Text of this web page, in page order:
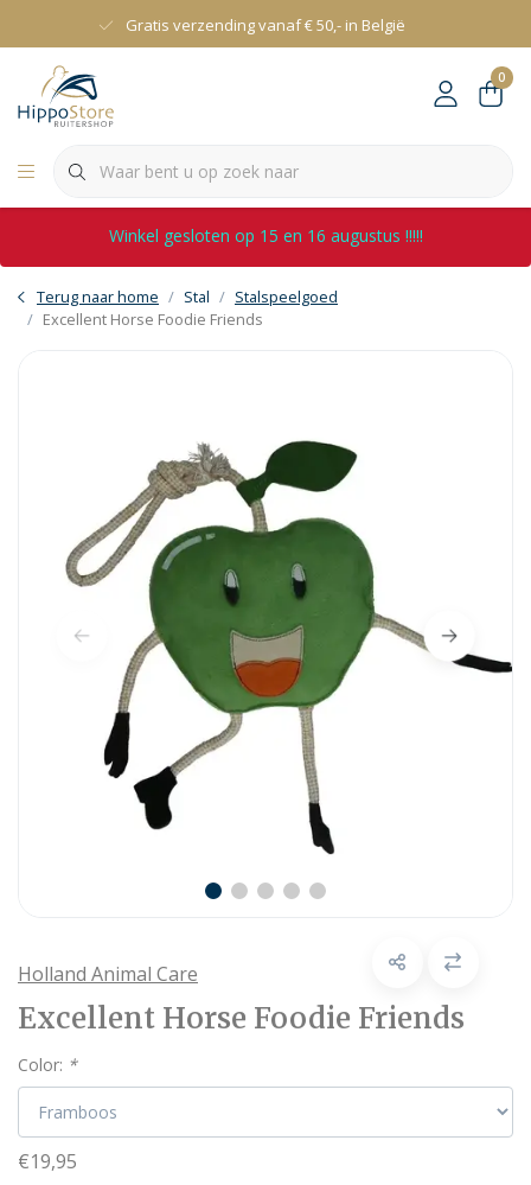
Gratis verzending vanaf € 50,- in België
0
Winkel gesloten op 15 en 16 augustus !!!!!
Terug naar home Stal
Stalspeelgoed
Excellent Horse Foodie Friends
Holland Animal Care
Excellent Horse Foodie Friends
Color: *
€19,95